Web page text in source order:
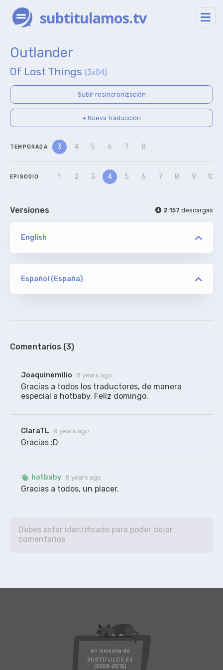
subtitulamos.tv
Outlander
Of Lost Things (3x04)
Subir resincronización
+ Nueva traducción
TEMPORADA 3 4 5 6 7 8
EPISODIO 1 2 3 4 5 6 7 8 9 10
Versiones 2 157 descargas
English
CONVOY
ORIGINAL ClaraTL
Español (España)
CONVOY
versión
AMZN WEBRip
Los traducidos aquí, sincronizados para AMZN
WEBRip NTb.
Comentarios (3)
Joaquinemilio 8 years ago
Gracias a todos los traductores, de manera
especial a hotbaby. Feliz domingo.
ClaraTL 8 years ago
Gracias :D
hotbaby 8 years ago
en memoria de
SUBTITULOS.ES
(2008-2015)